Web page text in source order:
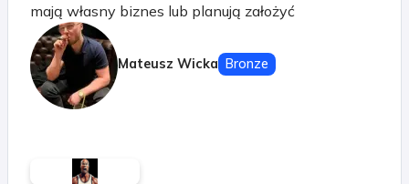
mają własny biznes lub planują założyć
Mateusz Wicka Bronze